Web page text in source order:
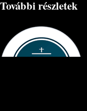
További részletek